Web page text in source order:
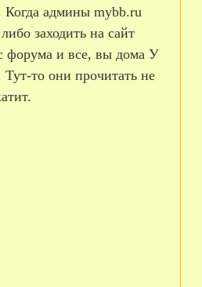
Когда админы mybb.ru
заходить на сайт
форума и все, вы дома У
то они прочитать не